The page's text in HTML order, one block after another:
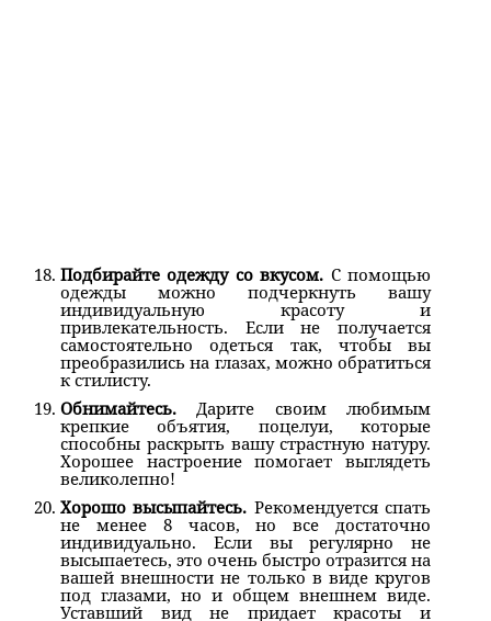
Подбирайте одежду со вкусом. С помощью
одежды можно подчеркнуть вашу
индивидуальную красоту и
привлекательность. Если не получается
самостоятельно одеться так, чтобы вы
преобразились на глазах, можно обратиться
к стилисту.
Обнимайтесь. Дарите своим любимым
крепкие объятия, поцелуи, которые
способны раскрыть вашу страстную натуру.
Хорошее настроение помогает выглядеть
великолепно!
Хорошо высыпайтесь. Рекомендуется спать
не менее 8 часов, но все достаточно
индивидуально. Если вы регулярно не
высыпаетесь, это очень быстро отразится на
вашей внешности не только в виде кругов
под глазами, но и общем внешнем виде.
Уставший вид не придает красоты и